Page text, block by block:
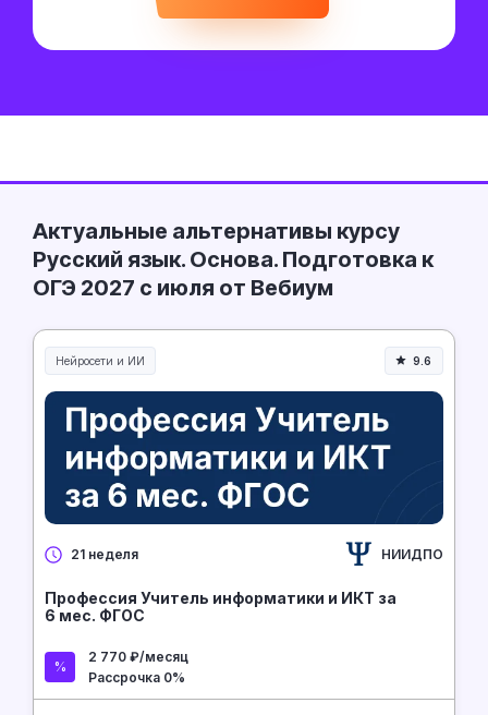
Актуальные альтернативы курсу
Русский язык. Основа. Подготовка к
ОГЭ 2027 с июля от Вебиум
Нейросети и ИИ
Нейросети и искусственный интеллект
9.6
21 неделя НИИДПО
Профессия Учитель информатики и ИКТ за
6 мес. ФГОС
2 770 ₽/месяц
Рассрочка 0%